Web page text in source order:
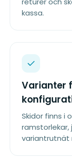
kassa.
Varianter
Skidor finns i
ramstorlekar,
variantrutnät